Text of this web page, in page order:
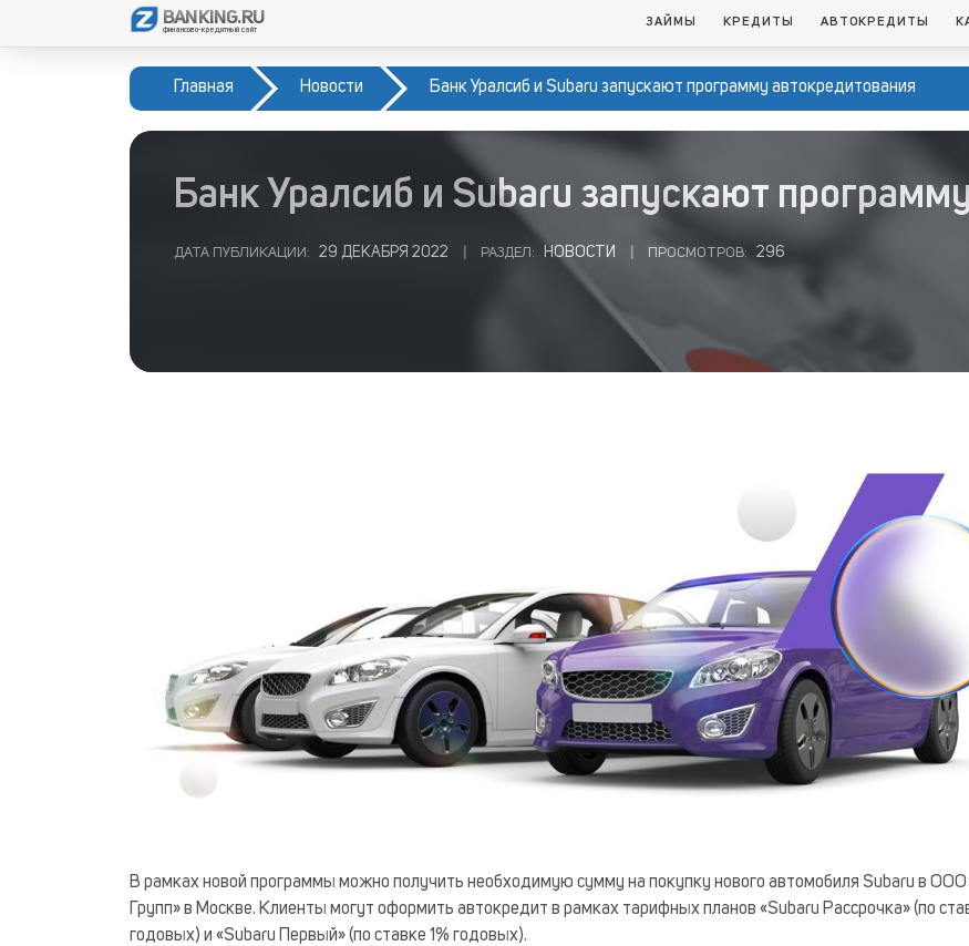
BANKING.RU
финансово-кредитный сайт
ЗАЙМЫ КРЕДИТЫ АВТОКРЕДИТЫ
Главная Новости Банк Уралсиб и Subaru запускают программу автокредитования
Банк Уралсиб и Subaru запускают
ДАТА ПУБЛИКАЦИИ: 29 ДЕКАБРЯ 2022 РАЗДЕЛ: НОВОСТИ ПРОСМОТРОВ: 296
В рамках новой программы можно получить необходимую сумму на покупку нового автомобиля Subaru в ООО
Групп» в Москве. Клиенты могут оформить автокредит в рамках тарифных планов «Subaru Рассрочка» (по
годовых) и «Subaru Первый» (по ставке 1% годовых).